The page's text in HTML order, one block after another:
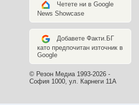
Четете ни в Google
News Showcase
Добавете Факти.БГ
като предпочитан източник в
Google
© Резон Медиа 1993-2026 -
София 1000, ул. Карнеги 11А